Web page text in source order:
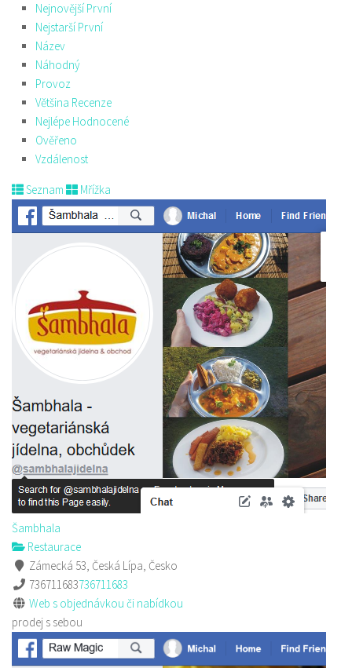
Nejnovější První
Nejstarší První
Název
Náhodný
Provoz
Většina Recenze
Nejlépe Hodnocené
Ověřeno
Vzdálenost
Seznam Mřížka
Šambhala
Restaurace
Zámecká 53, Česká Lípa, Česko
736711683736711683
Web s objednávkou či nabídkou
prodej s sebou